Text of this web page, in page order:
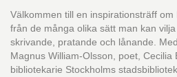
Välkommen till en inspirationsträff
från de många olika sätt man kan
skrivande, pratande och lånande.
Magnus William-Olsson, poet, Cecilia
bibliotekarie Stockholms